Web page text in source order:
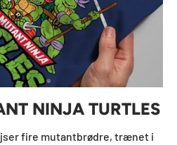
NINJA TURTLES
fire mutantbrødre, trænet i